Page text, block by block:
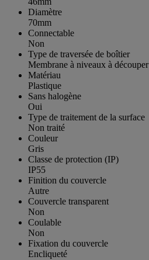
Diamètre
70mm
Connectable
Non
Type de traversée de boîtier
Membrane à niveaux à découper
Matériau
Plastique
Sans halogène
Oui
Type de traitement de la surface
Non traité
Couleur
Gris
Classe de protection (IP)
IP55
Finition du couvercle
Autre
Couvercle transparent
Non
Coulable
Non
Fixation du couvercle
Encliqueté